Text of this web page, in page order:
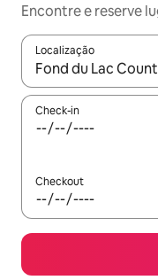
Encontre e reserve
Localização
Quando os
Check-in
Checkout